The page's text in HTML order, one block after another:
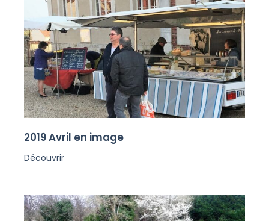
2019 Avril en image
Découvrir